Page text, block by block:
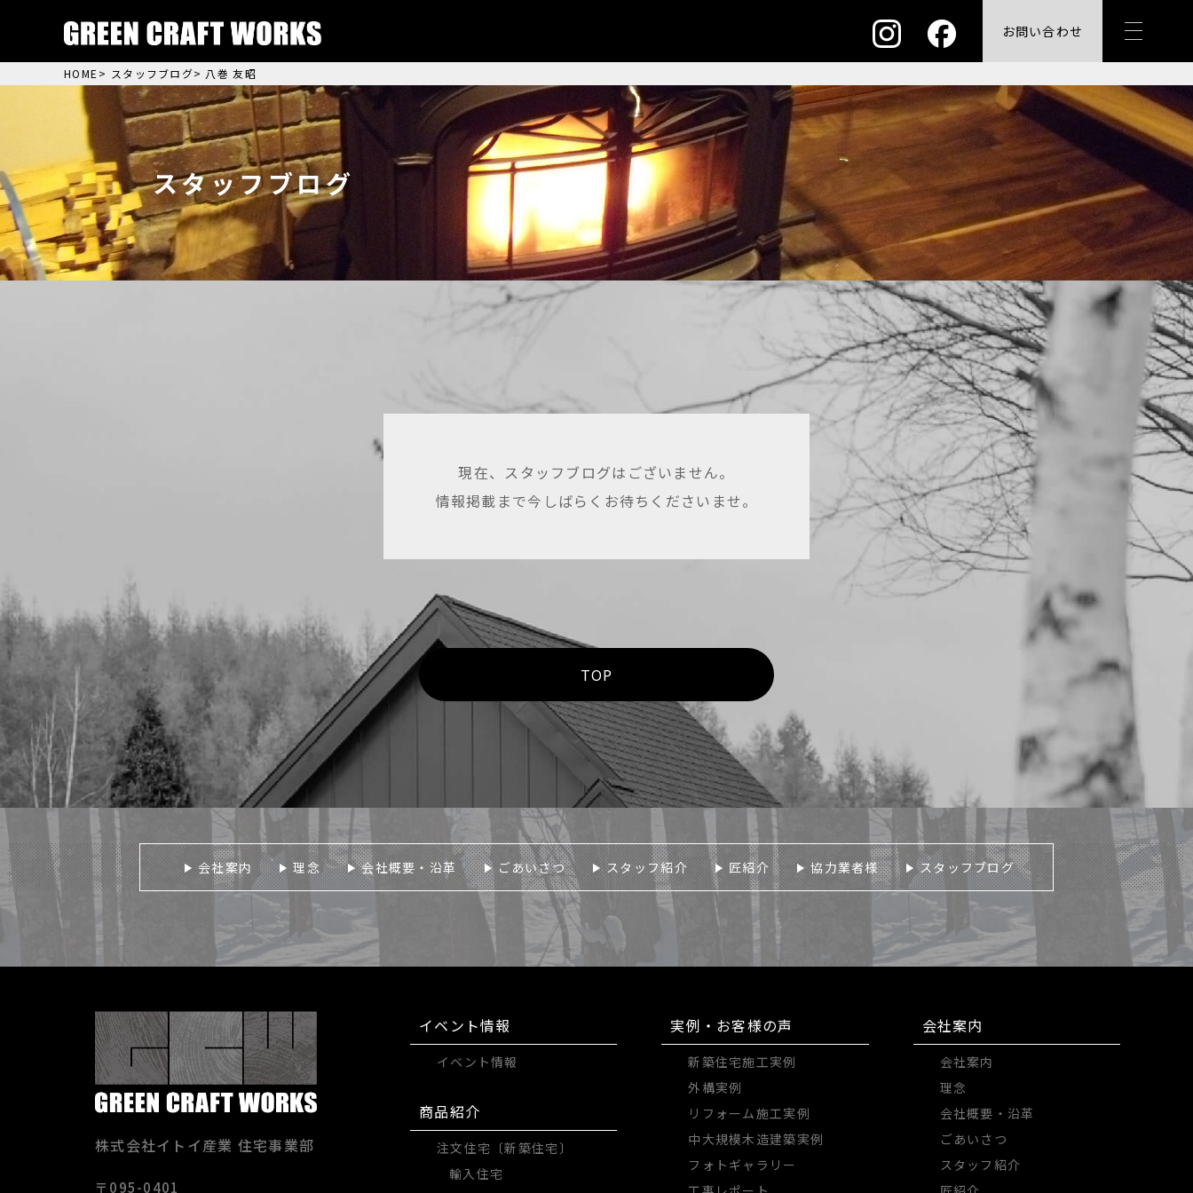
お問い合わせ
HOME > スタッフブログ> 八巻 友昭
スタッフブログ
現在、スタッフブログはございません。
情報掲載まで今しばらく お待ちくださいませ。
TOP
会社案内 理念 会社概要・沿革 ごあいさつ スタッフ紹介 匠紹介 協力業者様 スタッフブログ
株式会社イトイ産業 住宅事業部
〒095-0401
イベント情報
イベント情報
商品紹介
注文住宅〔新築住宅〕
輸入住宅
実例・お客様の声
新築住宅施工実例
外構実例
リフォーム施工実例
中大規模木造建築実例
フォトギャラリー
会社案内
会社案内
理念
会社概要・沿革
ごあいさつ
スタッフ紹介